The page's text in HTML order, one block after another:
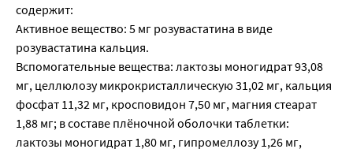
содержит:
Активное вещество: 5 мг розувастатина в виде
розувастатина кальция.
Вспомогательные вещества: лактозы моногидрат 93,08
мг, целлюлозу микрокристаллическую 31,02 мг, кальция
фосфат 11,32 мг, кросповидон 7,50 мг, магния стеарат
1,88 мг; в составе плёночной оболочки таблетки:
лактозы моногидрат 1,80 мг, гипромеллозу 1,26 мг,